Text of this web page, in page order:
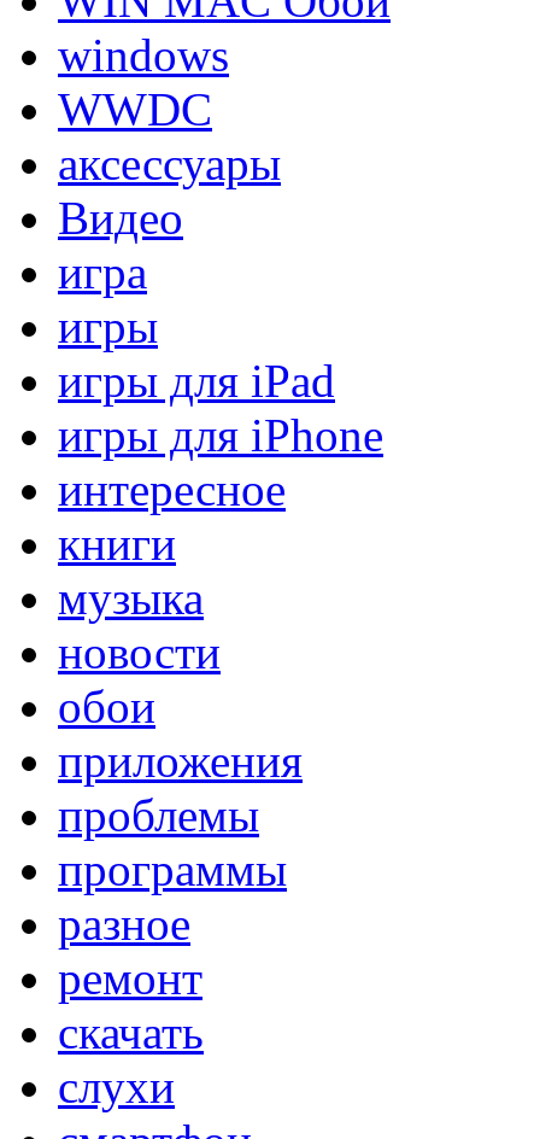
windows
WWDC
аксессуары
Видео
игра
игры
игры для iPad
игры для iPhone
интересное
книги
музыка
новости
обои
приложения
проблемы
программы
разное
ремонт
скачать
слухи